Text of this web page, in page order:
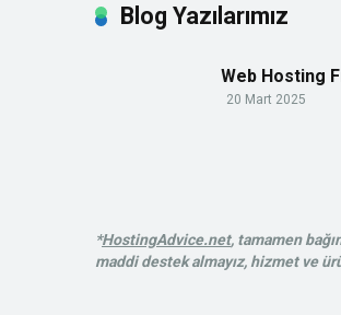
Blog Yazılarımız
Web Hosting
20 Mart 2025
*HostingAdvice.net, tamamen
maddi destek almayız, hizmet ve